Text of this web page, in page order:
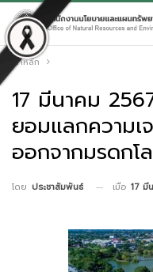
หน้าหลัก
17 มีนาคม
ยอมแลกความ
ออกจากมรดกโ
โดย ประชาสัมพันธ์ เมื่อ 17 มี